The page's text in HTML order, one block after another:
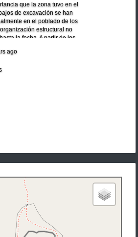
que la zona tuvo en el
de excavación se han
en el poblado de los
estructural no
la fecha. A partir de los
en el siglo VII a.n.e.
ago